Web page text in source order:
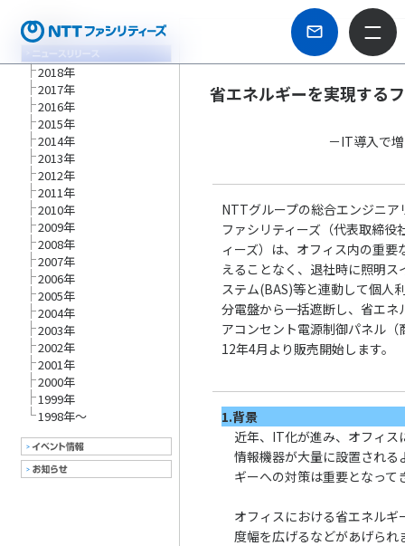
2018年
2017年
2016年
2015年
2014年
2013年
2012年
2011年
2010年
2009年
2008年
2007年
2006年
2005年
2004年
2003年
2002年
2001年
2000年
1999年
1998年～
省エネルギーを実現する
－IT導入で
NTTグループの総合エンジニ
ファシリティーズ（代表取締
ィーズ）は、オフィス内の重
えることなく、退社時に照明
ステム(BAS)等と連動して個人
分電盤から一括遮断し、省エ
アコンセント電源制御パネル
12年4月より販売開始します。
1.背景
近年、IT化が進み、オフィ
情報機器が大量に設置され
ギーへの対策は重要となって
オフィスにおける省エネル
度幅を広げるなどがあげら